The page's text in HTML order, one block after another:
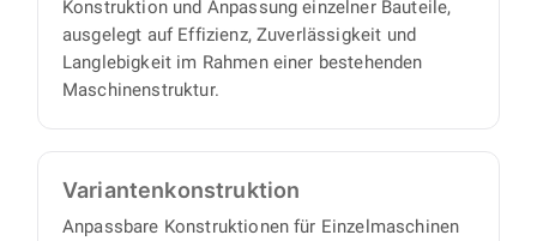
Konstruktion und Anpassung einzelner Bauteile,
ausgelegt auf Effizienz, Zuverlässigkeit und
Langlebigkeit im Rahmen einer bestehenden
Maschinenstruktur.
Varianten­konstruktion
Anpassbare Konstruktionen für Einzelmaschinen